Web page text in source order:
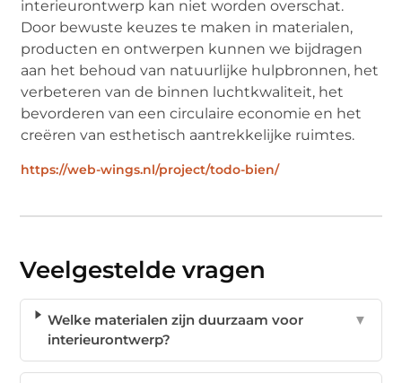
interieurontwerp kan niet worden overschat.
Door bewuste keuzes te maken in materialen,
producten en ontwerpen kunnen we bijdragen
aan het behoud van natuurlijke hulpbronnen, het
verbeteren van de binnen luchtkwaliteit, het
bevorderen van een circulaire economie en het
creëren van esthetisch aantrekkelijke ruimtes.
https://web-wings.nl/project/todo-bien/
Veelgestelde vragen
Welke materialen zijn duurzaam voor
interieurontwerp?
▼